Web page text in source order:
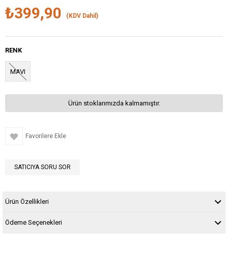
₺399,90 (KDV Dahil)
RENK
MAVI
Ürün stoklarımızda kalmamıştır.
Favorilere Ekle
SATICIYA SORU SOR
Ürün Özellikleri
Ödeme Seçenekleri